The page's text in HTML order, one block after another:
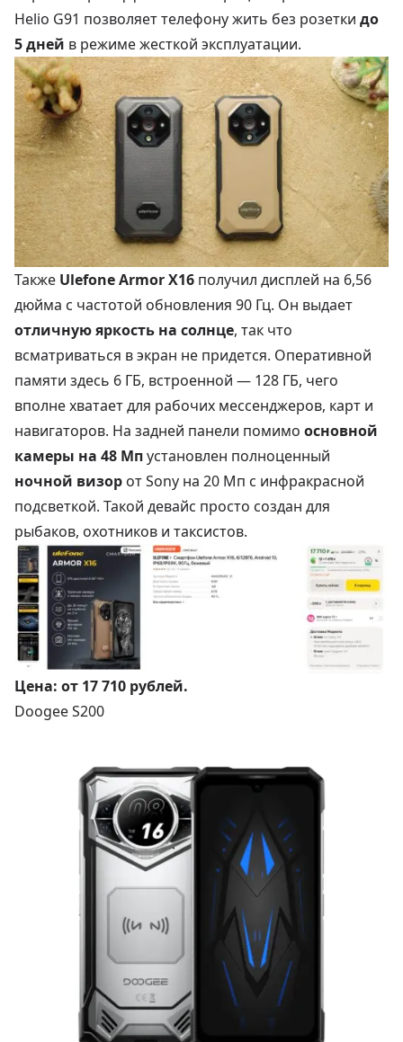
Helio G91 позволяет телефону жить без розетки до
5 дней в режиме жесткой эксплуатации.
Также Ulefone Armor X16 получил дисплей на 6,56
дюйма с частотой обновления 90 Гц. Он выдает
отличную яркость на солнце, так что
всматриваться в экран не придется. Оперативной
памяти здесь 6 ГБ, встроенной — 128 ГБ, чего
вполне хватает для рабочих мессенджеров, карт и
навигаторов. На задней панели помимо основной
камеры на 48 Мпустановлен полноценный
ночной визор от Sony на 20 Мп с инфракрасной
подсветкой. Такой девайс просто создан для
рыбаков, охотников и таксистов.
Цена: от 17 710 рублей.
Doogee S200